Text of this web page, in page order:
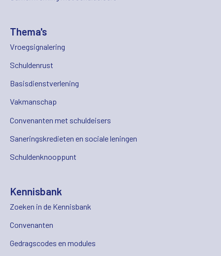
Thema's
Vroegsignalering
Schuldenrust
Basisdienstverlening
Vakmanschap
Convenanten met schuldeisers
Saneringskredieten en sociale leningen
Schuldenknooppunt
Kennisbank
Zoeken in de Kennisbank
Convenanten
Gedragscodes en modules